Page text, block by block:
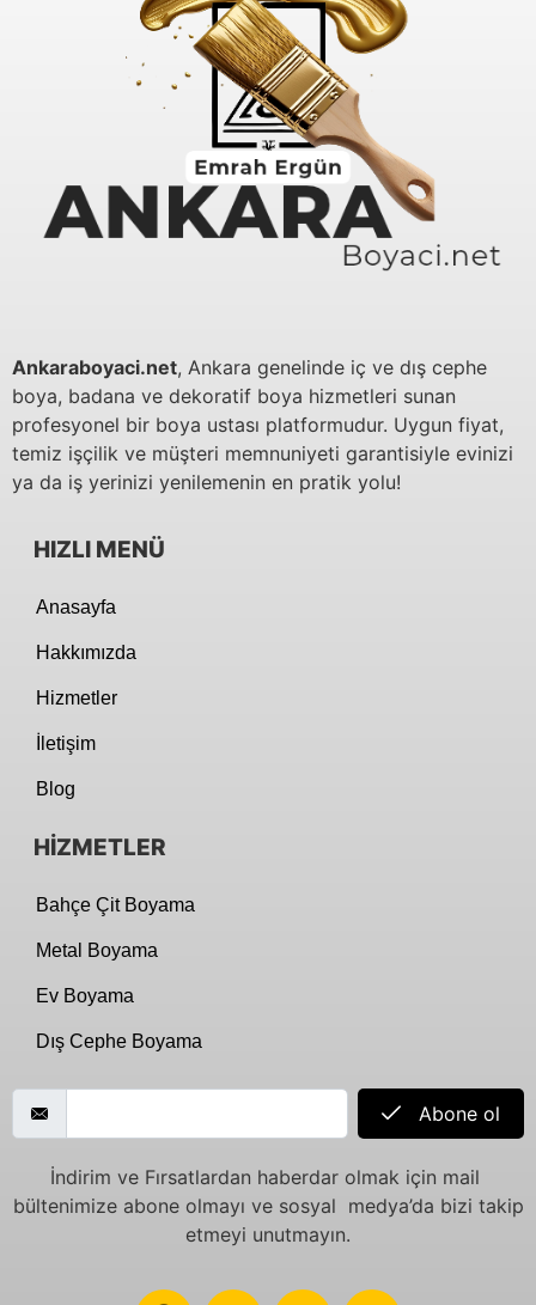
Ankaraboyaci.net, Ankara genelinde iç ve dış cephe
boya, badana ve dekoratif boya hizmetleri sunan
profesyonel bir boya ustası platformudur. Uygun fiyat,
temiz işçilik ve müşteri memnuniyeti garantisiyle evinizi
ya da iş yerinizi yenilemenin en pratik yolu!
HIZLI MENÜ
Anasayfa
Hakkımızda
Hizmetler
İletişim
Blog
HİZMETLER
Bahçe Çit Boyama
Metal Boyama
Ev Boyama
Dış Cephe Boyama
Abone ol
İndirim ve Fırsatlardan haberdar olmak için mail
bültenimize abone olmayı ve sosyal medya’da bizi takip
etmeyi unutmayın.